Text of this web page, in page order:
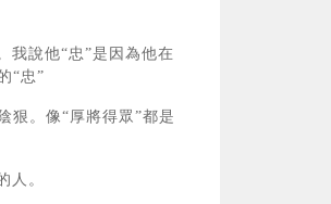
我說他“忠”是因為他在
“忠”
狠。像“厚將得眾”都是
人。